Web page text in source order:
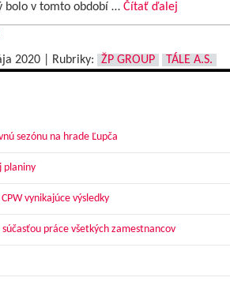
bolo v tomto období … Čítať ďalej
2020| Rubriky: ŽP GROUP TÁLE A.S.
sezónu na hrade Ľupča
planiny
vynikajúce výsledky
práce všetkých zamestnancov